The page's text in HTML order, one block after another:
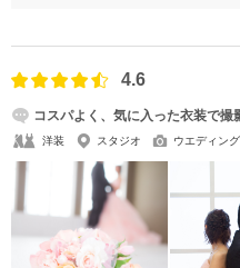
4.6
コスパよく、気に入った衣装で撮
洋装 スタジオ ウエディング